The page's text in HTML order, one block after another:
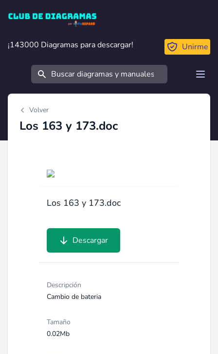
Club de Diagramas
¡143000 Diagramas para descargar!
¡143000 Diagramas para descargar! Unirme
Buscar
Volver
Los 163 y 173.doc
Los 163 y 173.doc
Descargar
Descripción
Cambio de bateria
Tamaño
0.02Mb